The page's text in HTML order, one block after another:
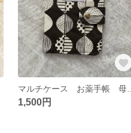
マルチケース お薬手帳 母子手帳 通帳ケース
1,500円